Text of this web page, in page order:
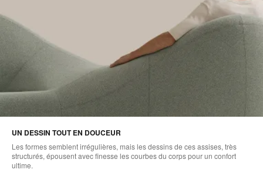
UN DESSIN TOUT EN DOUCEUR
Les formes semblent irrégulières, mais les dessins de ces assises, très
structurés, épousent avec finesse les courbes du corps pour un confort
ultime.